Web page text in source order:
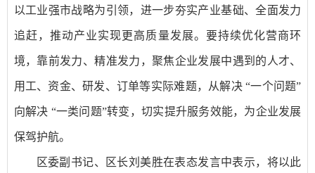
以工业强市战略为引领，进一步夯实产业基础、全面发力
追赶，推动产业实现更高质量发展。要持续优化营商环
境，靠前发力、精准发力，聚焦企业发展中遇到的人才、
用工、资金、研发、订单等实际难题，从解决 “一个问题”
向解决 “一类问题”转变，切实提升服务效能，为企业发展
保驾护航。
区委副书记、区长刘美胜在表态发言中表示，将以此